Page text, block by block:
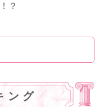
？
ング